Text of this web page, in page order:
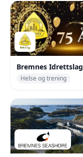
Bremnes Idrettslag
Helse og trening